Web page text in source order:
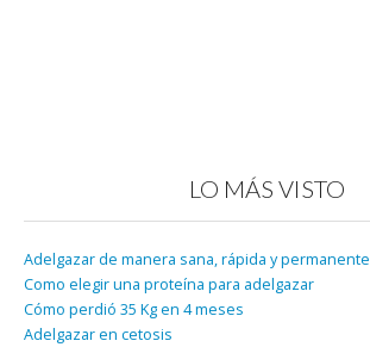
LO MÁS VISTO
Adelgazar de manera sana, rápida y permanente
Como elegir una proteína para adelgazar
Cómo perdió 35 Kg en 4 meses
Adelgazar en cetosis